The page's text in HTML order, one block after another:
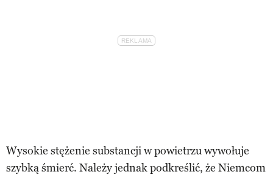
Wysokie stężenie substancji w powietrzu wywołuje
szybką śmierć. Należy jednak podkreślić, że Niemcom